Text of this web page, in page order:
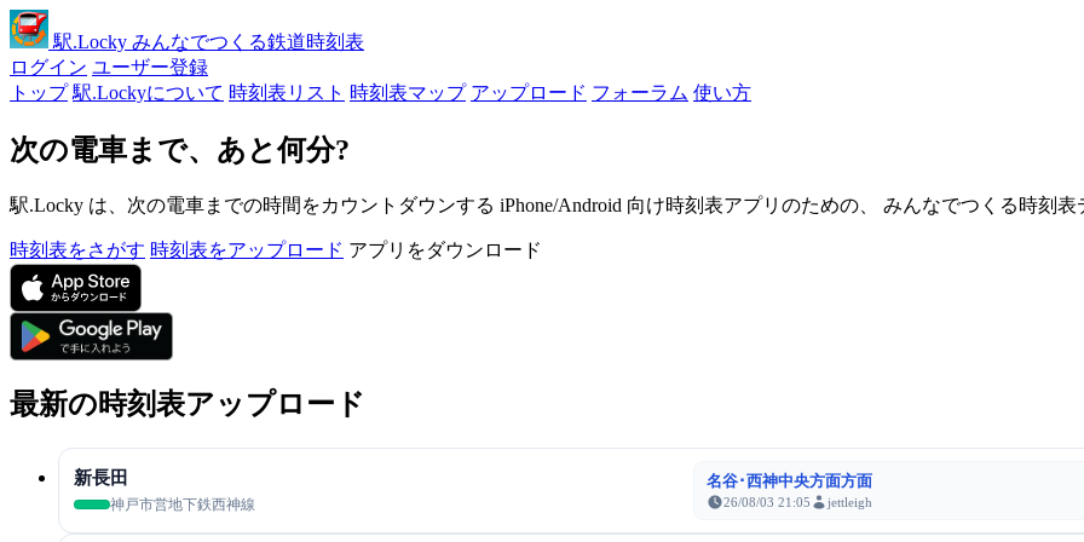
駅.Locky みんなでつくる鉄道時刻表
ログイン ユーザー登録
トップ 駅.Lockyについて 時刻表リスト 時刻表マップ アップロード フォーラム 使い方
次の電車まで、あと何分?
駅.Locky は、次の電車までの時間をカウントダウンする iPhone/Android 向け時刻表アプリのための、 みんなでつくる時刻表
時刻表をさがす 時刻表をアップロード アプリをダウンロード
最新の時刻表アップロード
新長田
神戸市営地下鉄西神線
名谷･西神中央方面方面
26/08/03 21:05 jettleigh